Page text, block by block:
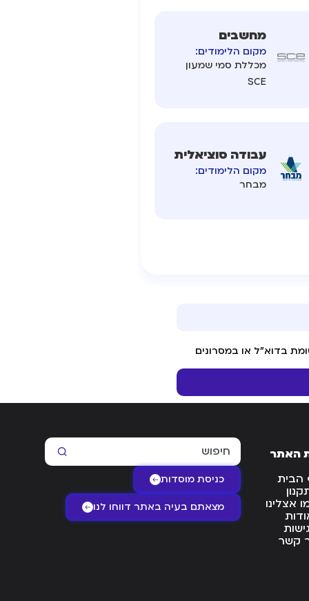
מחשבים
מקום הלימודים:
מכללת סמי שמעון
SCE
עבודה סוציאלית
מקום הלימודים:
מבחר
בדוא"ל או במסרונים
האתר
הבית
אצלינו
קשר
כניסת מוסדות
מצאתם בעיה באתר דווחו לנו